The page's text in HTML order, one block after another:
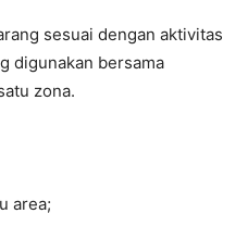
sesuai dengan aktivitas
digunakan bersama
zona.
area;